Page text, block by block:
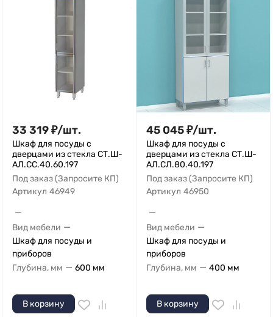
33 319₽/шт.
Шкаф для посуды с
дверцами из стекла СТ.Ш-
АЛ.СС.40.60.197
Под заказ (Запросите КП)
Артикул 46949
—
Вид мебели —
Шкаф для посуды и
приборов
Глубина, мм — 600 мм
В корзину
45 045₽/шт.
Шкаф для посуды с
дверцами из стекла СТ.Ш-
АЛ.СЛ.80.40.197
Под заказ (Запросите КП)
Артикул 46950
—
Вид мебели —
Шкаф для посуды и
приборов
Глубина, мм — 400 мм
В корзину